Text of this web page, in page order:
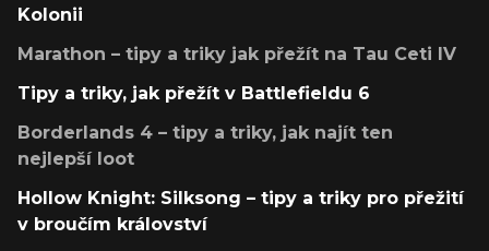
Kolonii
Marathon – tipy a triky jak přežít na Tau Ceti IV
Tipy a triky, jak přežít v Battlefieldu 6
Borderlands 4 – tipy a triky, jak najít ten
nejlepší loot
Hollow Knight: Silksong – tipy a triky pro přežití
v broučím království